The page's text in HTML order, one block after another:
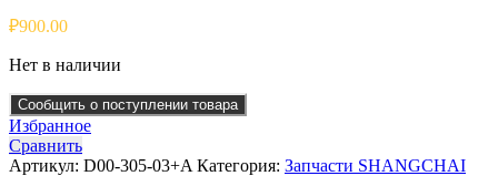
₽900.00
Нет в наличии
Сообщить о поступлении товара
Избранное
Сравнить
Артикул: D00-305-03+A Категория: Запчасти SHANGCHAI